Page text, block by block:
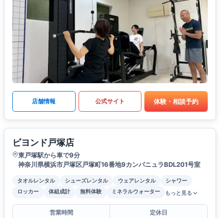
店舗情報 公式サイト 体験・相談予約
ビヨンド戸塚店
東戸塚駅から車で9分
神奈川県横浜市戸塚区戸塚町16番地9カンパニュラBDL201号室
タオルレンタル シューズレンタル ウェアレンタル
シャワー
ロッカー
体組成計 無料体験 ミネラルウォーター もっと見る
営業時間
定休日